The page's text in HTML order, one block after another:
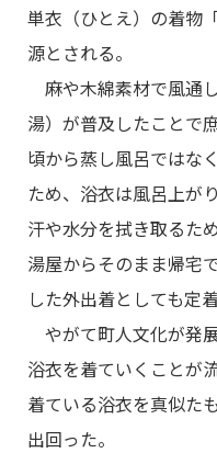
単衣（ひとえ）の着物
源とされる。
麻や木綿素材で風通
湯）が普及したことで
頃から蒸し風呂ではな
ため、浴衣は風呂上が
汗や水分を拭き取るた
湯屋からそのまま帰宅
した外出着としても定
やがて町人文化が発
浴衣を着ていくことが
着ている浴衣を真似た
出回った。